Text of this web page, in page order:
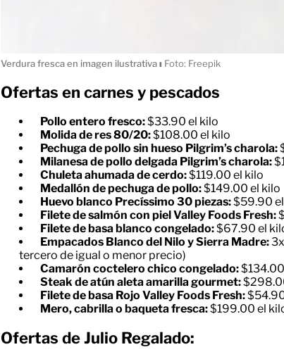
Verdura fresca en imagen ilustrativaı Foto: Freepik
Ofertas en carnes y pescados
Pollo entero fresco:$33.90 el kilo
Molida de res 80/20:$108.00 el kilo
Pechuga de pollo sin hueso Pilgrim’s charola:
Milanesa de pollo delgada Pilgrim’s charola:
Chuleta ahumada de cerdo:$119.00 el kilo
Medallón de pechuga de pollo:$149.00 el kilo
Huevo blanco Precíssimo 30 piezas:$59.90
Filete de salmón con piel Valley Foods Fresh:
Filete de basa blanco congelado:$67.90 el
Empacados Blanco del Nilo y Sierra Madre:
tercero de igual o menor precio)
Camarón coctelero chico congelado:
Steak de atún aleta amarilla gourmet:
Filete de basa Rojo Valley Foods Fresh:
Mero, cabrilla o baqueta fresca:$199.00 el
Ofertas de Julio Regalado: